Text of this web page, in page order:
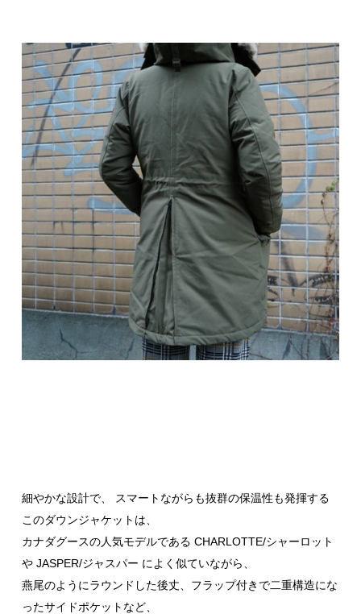
細やかな設計で、 スマートながらも抜群の保温性も発揮する
このダウンジャケットは、
カナダグースの人気モデルである CHARLOTTE/シャーロット
や JASPER/ジャスパー によく似ていながら、
燕尾のようにラウンドした後丈、フラップ付きで二重構造にな
ったサイドポケットなど、